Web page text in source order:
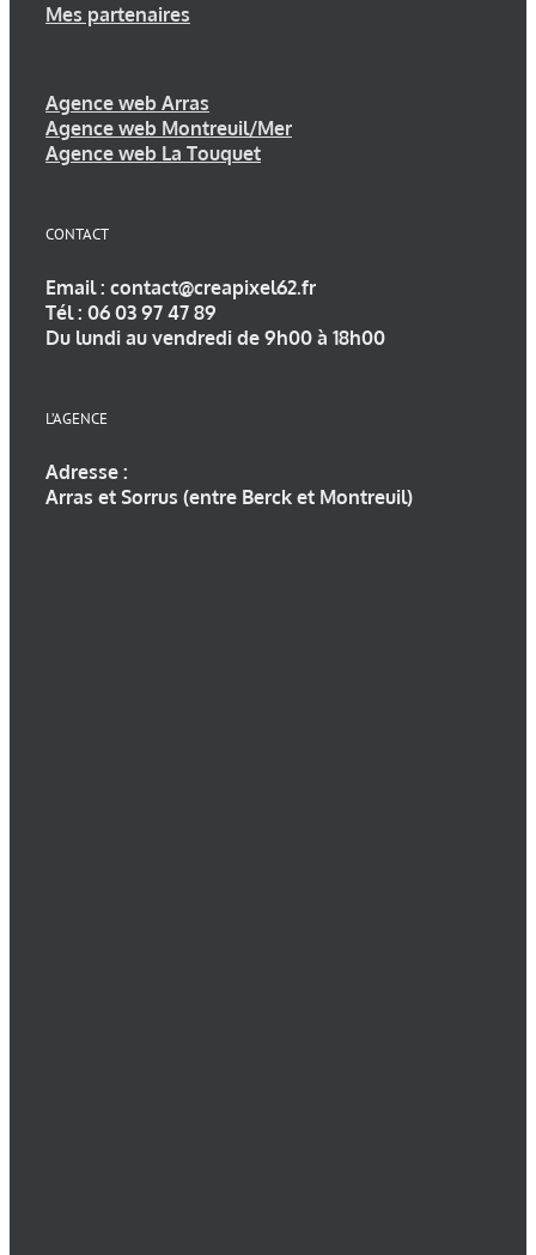
Mes partenaires
Agence web Arras
Agence web Montreuil/Mer
Agence web La Touquet
CONTACT
Email : contact@creapixel62.fr
Tél : 06 03 97 47 89
Du lundi au vendredi de 9h00 à 18h00
L’AGENCE
Adresse :
Arras et Sorrus (entre Berck et Montreuil)